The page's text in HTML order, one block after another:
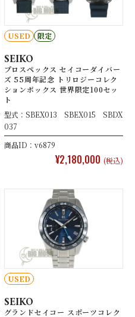
USED 限定
SEIKO
プロスペックス セイコーダイバー
ズ 55周年記念 トリロジーコレク
ションボックス 世界限定100セッ
ト
型式：SBEX013 SBEX015 SBDX
037
商品ID：v6879
¥2,180,000 (税込)
USED
SEIKO
グランドセイコー スポーツコレク